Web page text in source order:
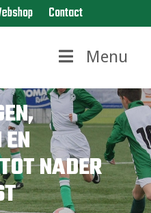
Contact
Menu
NADER